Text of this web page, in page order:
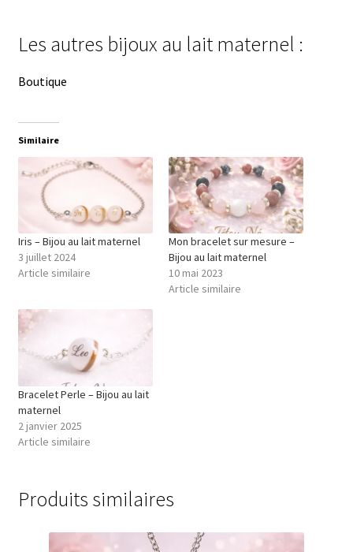
Les autres bijoux au lait maternel :
Boutique
Similaire
Iris – Bijou au lait maternel
3 juillet 2024
Article similaire
Mon bracelet sur mesure –
Bijou au lait maternel
10 mai 2023
Article similaire
Bracelet Perle – Bijou au lait
maternel
2 janvier 2025
Article similaire
Produits similaires